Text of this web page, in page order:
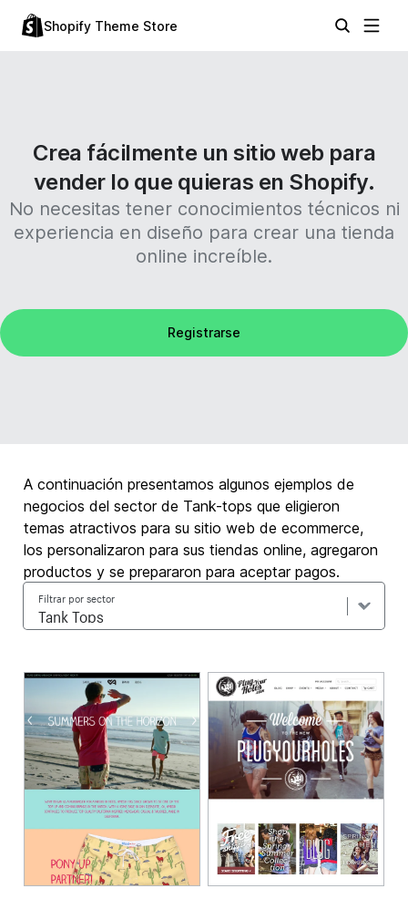
Shopify Theme Store
Crea fácilmente un sitio web para
vender lo que quieras en Shopify.
No necesitas tener conocimientos técnicos ni
experiencia en diseño para crear una tienda
online increíble.
Registrarse
A continuación presentamos algunos ejemplos de
negocios del sector de Tank-tops que eligieron
temas atractivos para su sitio web de ecommerce,
los personalizaron para sus tiendas online, agregaron
productos y se prepararon para aceptar pagos.
Filtrar por sector